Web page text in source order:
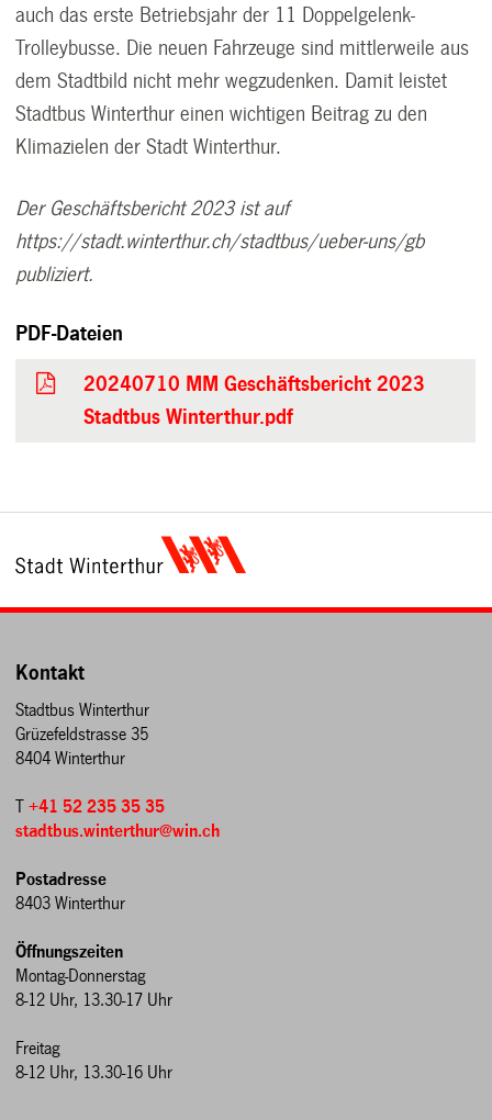
auch das erste Betriebsjahr der 11 Doppelgelenk-
Trolleybusse. Die neuen Fahrzeuge sind mittlerweile aus
dem Stadtbild nicht mehr wegzudenken. Damit leistet
Stadtbus Winterthur einen wichtigen Beitrag zu den
Klimazielen der Stadt Winterthur.
Der Geschäftsbericht 2023 ist auf
https://stadt.winterthur.ch/stadtbus/ueber-uns/gb
publiziert.
PDF-Dateien
20240710 MM Geschäftsbericht 2023
Stadtbus Winterthur.pdf
Kontakt
Stadtbus Winterthur
Grüzefeldstrasse 35
8404 Winterthur
T+41 52 235 35 35
stadtbus.winterthur@win.ch
Postadresse
8403 Winterthur
Öffnungszeiten
Montag-Donnerstag
8-12 Uhr, 13.30-17 Uhr
Freitag
8-12 Uhr, 13.30-16 Uhr